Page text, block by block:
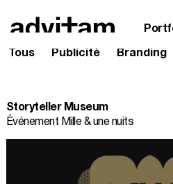
Tous Publicité Branding
Storyteller Museum
Événement Mille & une nuits